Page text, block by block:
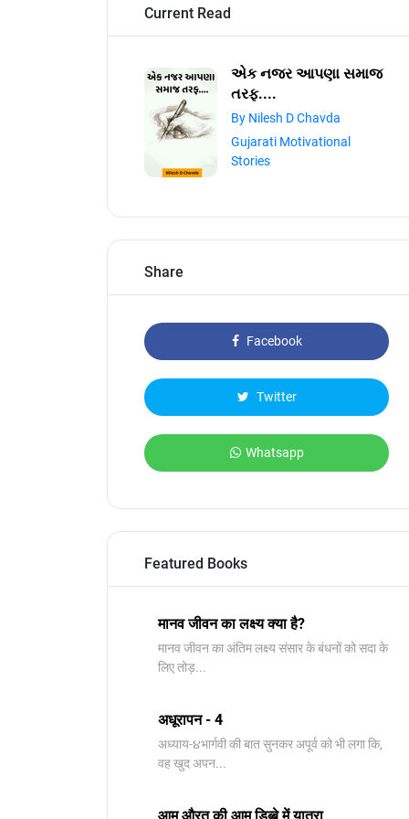
Current Read
એક નજર આપણા સમાજ
તરફ....
By Nilesh D Chavda
Gujarati Motivational
Stories
Share
Facebook
Twitter
Whatsapp
Featured Books
मानव जीवन का लक्ष्य क्या है?
मानव जीवन का अंतिम लक्ष्य संसार के बंधनों को सदा के
लिए तोड़...
अधूरापन - 4
अध्याय-૪भार्गवी की बात सुनकर अपूर्व को भी लगा कि,
वह खुद अपन...